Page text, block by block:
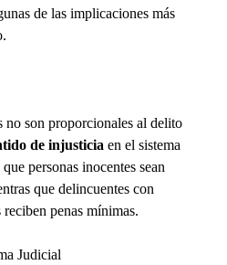
de las implicaciones más
no son proporcionales al delito
de injusticia en el sistema
personas inocentes sean
que delincuentes con
penas mínimas.
Judicial